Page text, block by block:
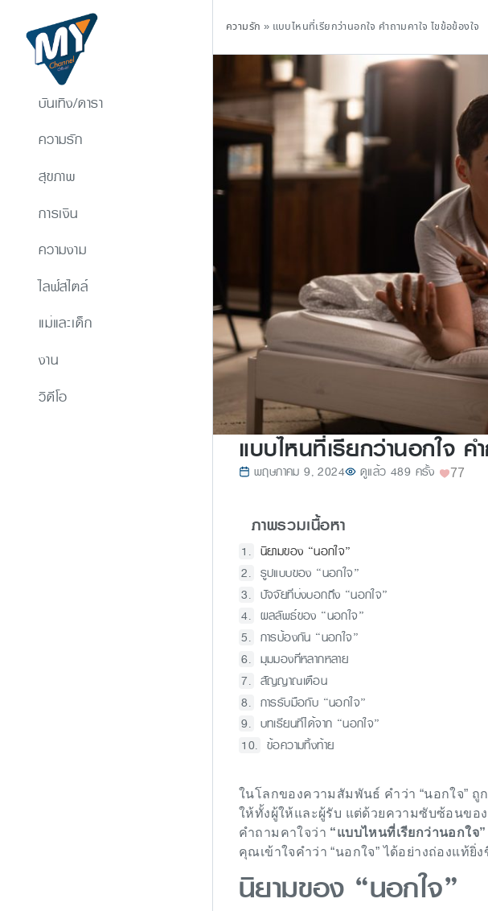
บันเทิง/ดารา
ความรัก
สุขภาพ
การเงิน
ความงาม
ไลฟ์สไตล์
แม่และเด็ก
งาน
วิดีโอ
ความรัก » แบบไหนที่เรียกว่านอกใจ คำถามคาใจ ไขข้อข้องใจ
แบบไหนที่เรียกว่านอกใจ ค
พฤษภาคม 9, 2024 ดูแล้ว 489 ครั้ง 77
ภาพรวมเนื้อหา
นิยามของ “นอกใจ”
รูปแบบของ “นอกใจ”
ปัจจัยที่บ่งบอกถึง “นอกใจ”
ผลลัพธ์ของ “นอกใจ”
การป้องกัน “นอกใจ”
มุมมองที่หลากหลาย
สัญญาณเตือน
การรับมือกับ “นอกใจ”
บทเรียนที่ได้จาก “นอกใจ”
ข้อความทิ้งท้าย
ในโลกของความสัมพันธ์ คำว่า “นอกใจ”
ให้ทั้งผู้ให้และผู้รับ แต่ด้วยความซับซ้อนขอ
คำถามคาใจว่า “แบบไหนที่เรียกว่านอกใจ”
คุณเข้าใจคำว่า “นอกใจ” ได้อย่างถ่องแท้ยิ่
นิยามของ “นอกใจ”